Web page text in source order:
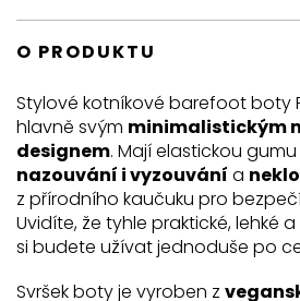
O PRODUKTU
Stylové kotníkové barefoot boty
hlavně svým minimalistickým
designem. Mají elastickou
nazouvání i vyzouvání a
z přírodního kaučuku pro
Uvidíte, že tyhle praktické, lehké
si budete užívat jednoduše po
Svršek boty je vyroben z